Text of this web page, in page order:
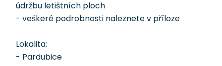
údržbu letištních ploch
- veškeré podrobnosti naleznete v příloze
Lokalita:
- Pardubice